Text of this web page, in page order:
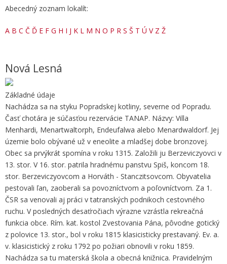
Abecedný zoznam lokalít:
A B C Č Ď E F G H I J K L M N O P R S Š T Ú V Z Ž
Nová Lesná
Základné údaje
Nachádza sa na styku Popradskej kotliny, severne od Popradu.
Časť chotára je súčasťou rezervácie TANAP. Názvy: Villa
Menhardi, Menartwaltorph, Endeufalwa alebo Menardwaldorf. Jej
územie bolo obývané už v eneolite a mladšej dobe bronzovej.
Obec sa prvýkrát spomína v roku 1315. Založili ju Berzeviczyovci v
13. stor. V 16. stor. patrila hradnému panstvu Spiš, koncom 18.
stor. Berzeviczyovcom a Horváth - Stanczitsovcom. Obyvatelia
pestovali ľan, zaoberali sa povozníctvom a poľovníctvom. Za 1.
ČSR sa venovali aj práci v tatranských podnikoch cestovného
ruchu. V posledných desaťročiach výrazne vzrástla rekreačná
funkcia obce. Rím. kat. kostol Zvestovania Pána, pôvodne gotický
z polovice 13. stor., bol v roku 1815 klasicisticky prestavaný. Ev. a.
v. klasicistický z roku 1792 po požiari obnovili v roku 1859.
Nachádza sa tu materská škola a obecná knižnica. Pravidelným